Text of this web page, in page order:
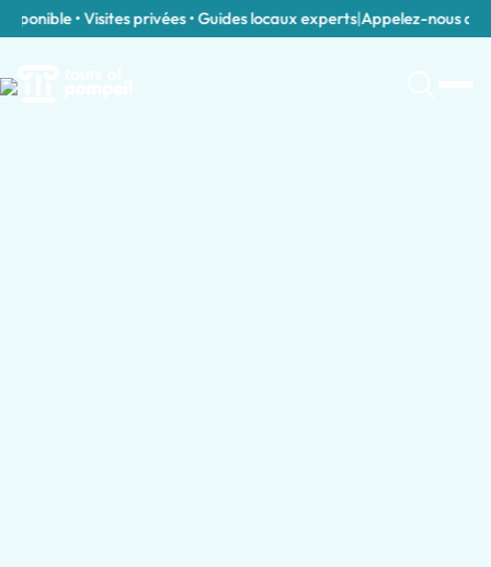
• Visites privées • Guides locaux experts|Appelez-nous